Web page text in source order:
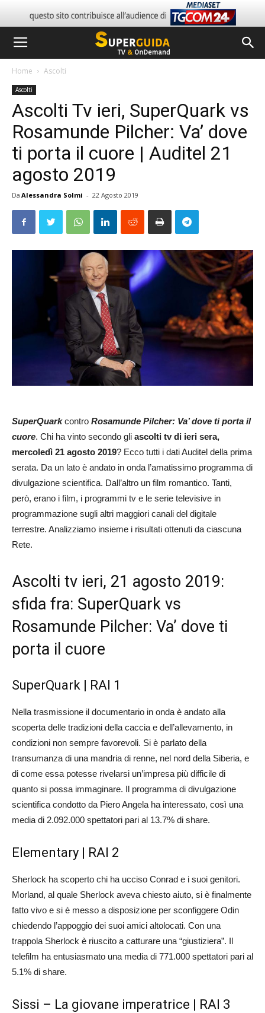
Home Ascolti
Ascolti
Ascolti Tv ieri, SuperQuark vs
Rosamunde Pilcher: Va’ dove
ti porta il cuore | Auditel 21
agosto 2019
Da Alessandra Solmi - 22 Agosto 2019
SuperQuarkcontro Rosamunde Pilcher: Va’ dove ti porta il
cuore. Chi ha vinto secondo gli ascolti tv di ieri sera,
mercoledì 21 agosto 2019? Ecco tutti i dati Auditel della prima
serata. Da un lato è andato in onda l’amatissimo programma di
divulgazione scientifica. Dall’altro un film romantico. Tanti,
però, erano i film, i programmi tv e le serie televisive in
programmazione sugli altri maggiori canali del digitale
terrestre. Analizziamo insieme i risultati ottenuti da ciascuna
Rete.
Ascolti tv ieri, 21 agosto 2019:
sfida fra: SuperQuark vs
Rosamunde Pilcher: Va’ dove ti
porta il cuore
SuperQuark | RAI 1
Nella trasmissione il documentario in onda è andato alla
scoperta delle tradizioni della caccia e dell’allevamento, in
condizioni non sempre favorevoli. Si è parlato della
transumanza di una mandria di renne, nel nord della Siberia, e
di come essa potesse rivelarsi un’impresa più difficile di
quanto si possa immaginare. Il programma di divulgazione
scientifica condotto da Piero Angela ha interessato, così una
media di 2.092.000 spettatori pari al 13.7% di share.
Elementary | RAI 2
Sherlock ha scoperto chi ha ucciso Conrad e i suoi genitori.
Morland, al quale Sherlock aveva chiesto aiuto, si è finalmente
fatto vivo e si è messo a disposizione per sconfiggere Odin
chiedendo l’appoggio dei suoi amici altolocati. Con una
trappola Sherlock è riuscito a catturare una “giustiziera”. Il
telefilm ha entusiasmato una media di 771.000 spettatori pari al
5.1% di share.
Sissi – La giovane imperatrice | RAI 3